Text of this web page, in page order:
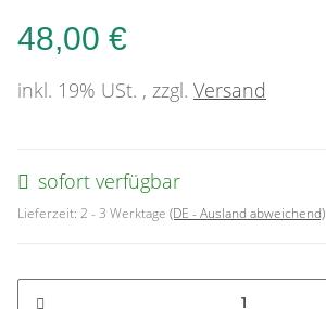
48,00 €
inkl. 19% USt. , zzgl. Versand
sofort verfügbar
Lieferzeit: 2 - 3 Werktage (DE - Ausland abweichend)